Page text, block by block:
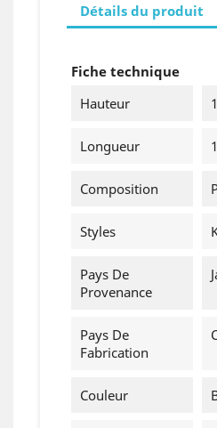
Détails du produit
Fiche technique
Hauteur
Longueur
Composition
Styles
Pays De
Provenance
Pays De
Fabrication
Couleur